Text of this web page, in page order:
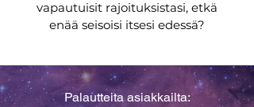
vapautuisit rajoituksistasi, etkä
enää seisoisi itsesi edessä?
Palautteita asiakkailta: